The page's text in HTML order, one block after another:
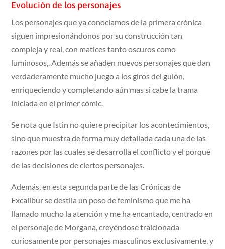
Evolución de los personajes
Los personajes que ya conocíamos de la primera crónica
siguen impresionándonos por su construcción tan
compleja y real, con matices tanto oscuros como
luminosos,. Además se añaden nuevos personajes que dan
verdaderamente mucho juego a los giros del guión,
enriqueciendo y completando aún mas si cabe la trama
iniciada en el primer cómic.
Se nota que Istin no quiere precipitar los acontecimientos,
sino que muestra de forma muy detallada cada una de las
razones por las cuales se desarrolla el conflicto y el porqué
de las decisiones de ciertos personajes.
Además, en esta segunda parte de las Crónicas de
Excalibur se destila un poso de feminismo que me ha
llamado mucho la atención y me ha encantado, centrado en
el personaje de Morgana, creyéndose traicionada
curiosamente por personajes masculinos exclusivamente, y